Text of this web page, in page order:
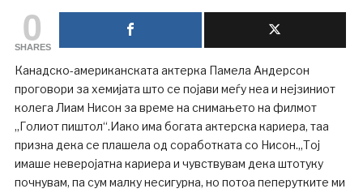
0
SHARES
Канадско-американската актерка Памела Андерсон
проговори за хемијата што се појави меѓу неа и нејзиниот
колега Лиам Нисон за време на снимањето на филмот
„Голиот пиштол“.Иако има богата актерска кариера, таа
призна дека се плашела од соработката со Нисон.„Тој
имаше неверојатна кариера и чувствувам дека штотуку
почнувам, па сум малку несигурна, но потоа пеперутките ми